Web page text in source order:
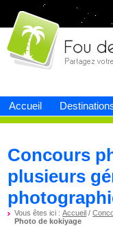
Accueil
Fou devoyage
Concours
plusieurs
Vous êtes ici :Accueil /
Photo de kokiyage